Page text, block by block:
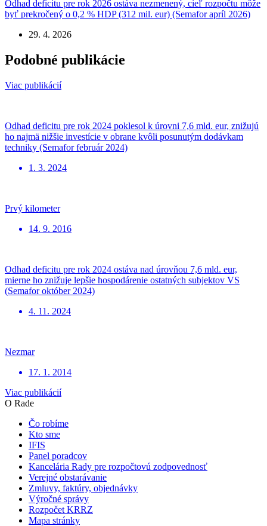
Odhad deficitu pre rok 2026 ostáva nezmenený, cieľ rozpočtu môže
byť prekročený o 0,2 % HDP (312 mil. eur) (Semafor apríl 2026)
29. 4. 2026
Podobné publikácie
Viac publikácií
Odhad deficitu pre rok 2024 poklesol k úrovni 7,6 mld. eur, znižujú
ho najmä nižšie investície v obrane kvôli posunutým dodávkam
techniky (Semafor február 2024)
1. 3. 2024
Prvý kilometer
14. 9. 2016
Odhad deficitu pre rok 2024 ostáva nad úrovňou 7,6 mld. eur,
mierne ho znižuje lepšie hospodárenie ostatných subjektov VS
(Semafor október 2024)
4. 11. 2024
Nezmar
17. 1. 2014
Viac publikácií
O Rade
Čo robíme
Kto sme
IFIS
Panel poradcov
Kancelária Rady pre rozpočtovú zodpovednosť
Verejné obstarávanie
Zmluvy, faktúry, objednávky
Výročné správy
Rozpočet KRRZ
Mapa stránky